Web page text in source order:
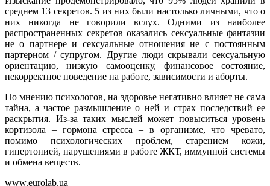
среднем 13 секретов. 5 из них были настолько личными, что о
них никогда не говорили вслух. Одними из наиболее
распространенных секретов оказались сексуальные фантазии
не о партнере и сексуальные отношения не с постоянным
партерном / супругом. Другие люди скрывали сексуальную
ориентацию, низкую самооценку, финансовое состояние,
некорректное поведение на работе, зависимости и аборты.
По мнению психологов, на здоровье негативно влияет не сама
тайна, а частое размышление о ней и страх последствий ее
раскрытия. Из-за таких мыслей может повыситься уровень
кортизола – гормона стресса – в организме, что чревато,
помимо психологических проблем, старением кожи,
гипертонией, нарушениями в работе ЖКТ, иммунной системы
и обмена веществ.
www.eurolab.ua